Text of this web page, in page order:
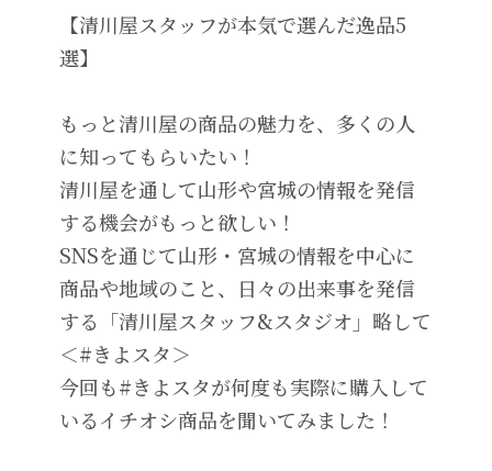
【清川屋スタッフが本気で選んだ逸品5
選】
もっと清川屋の商品の魅力を、多くの人
に知ってもらいたい！
清川屋を通して山形や宮城の情報を発信
する機会がもっと欲しい！
SNSを通じて山形・宮城の情報を中心に
商品や地域のこと、日々の出来事を発信
する「清川屋スタッフ&スタジオ」略して
＜#きよスタ＞
今回も#きよスタが何度も実際に購入して
いるイチオシ商品を聞いてみました！